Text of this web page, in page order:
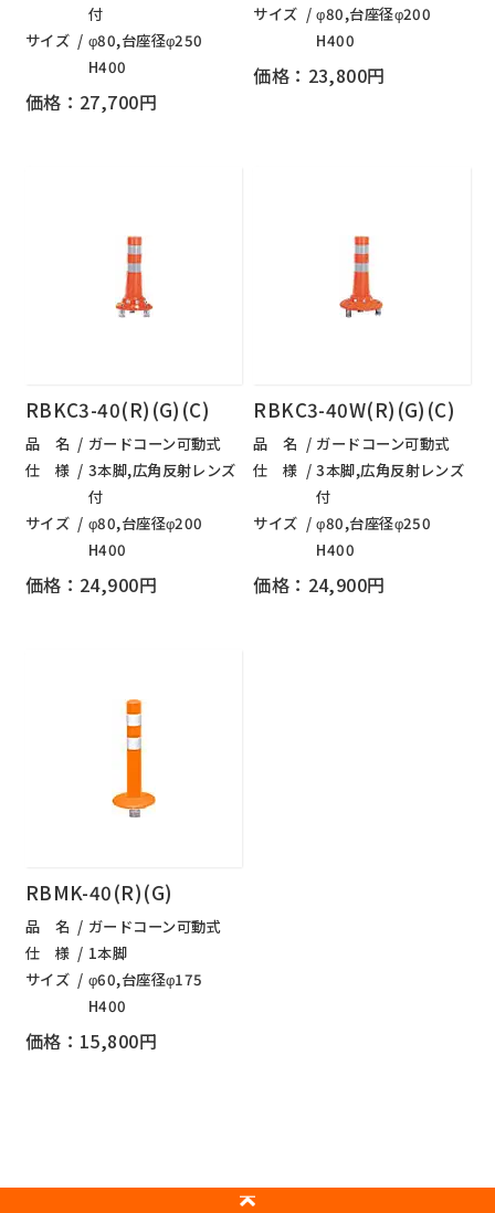
付
サイズ
φ80,台座径φ250
H400
価格：27,700円
サイズ
φ80,台座径φ200
H400
価格：23,800円
RBKC3-40(R)(G)(C)
品 名
ガードコーン可動式
仕 様
3本脚,広角反射レンズ
付
サイズ
φ80,台座径φ200
H400
価格：24,900円
RBKC3-40W(R)(G)(C)
品 名
ガードコーン可動式
仕 様
3本脚,広角反射レンズ
付
サイズ
φ80,台座径φ250
H400
価格：24,900円
RBMK-40(R)(G)
品 名
ガードコーン可動式
仕 様
1本脚
サイズ
φ60,台座径φ175
H400
価格：15,800円